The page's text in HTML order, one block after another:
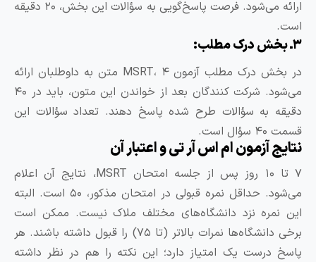
ارائه می‌شود. فرصت پاسخ‌گویی به سؤالات این بخش، ۲۰ دقیقه
در بخش درک مطلب آزمون MSRT، ۴ متن به داوطلبان ارائه
می‌شود. شرکت کنندگان بعد از خواندن این متون، باید در ۴۰
به سؤالات طرح شده پاسخ دهند. تعداد سؤالات این
۴۰ سؤال است.
آزمون ام اس آر تی و اعتبار آن
۷ تا ۱۰ روز پس از جلسه امتحان MSRT، نتایج آن اعلام
می‌شود. حداقل نمره قبولی در امتحان مذکور، ۵۰ است. البته
نمره نزد دانشگاه‌های مختلف ملاک نیست. ممکن است
برخی دانشگاه‌ها نمرات بالاتر (تا ۷۵) را قبول داشته باشند. هر
درست یک امتیاز دارد؛‌ این نکته را هم در نظر داشته